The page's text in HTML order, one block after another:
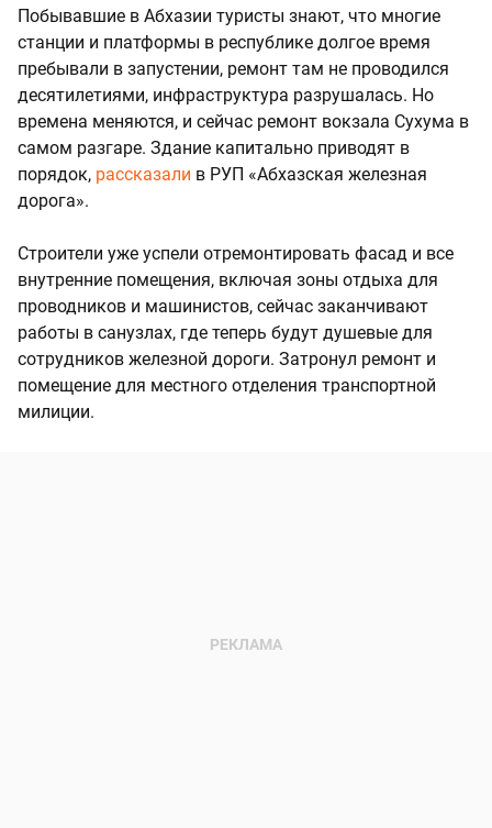
Побывавшие в Абхазии туристы знают, что многие
станции и платформы в республике долгое время
пребывали в запустении, ремонт там не проводился
десятилетиями, инфраструктура разрушалась. Но
времена меняются, и сейчас ремонт вокзала Сухума в
самом разгаре. Здание капитально приводят в
порядок, рассказали в РУП «Абхазская железная
дорога».
Строители уже успели отремонтировать фасад и все
внутренние помещения, включая зоны отдыха для
проводников и машинистов, сейчас заканчивают
работы в санузлах, где теперь будут душевые для
сотрудников железной дороги. Затронул ремонт и
помещение для местного отделения транспортной
милиции.